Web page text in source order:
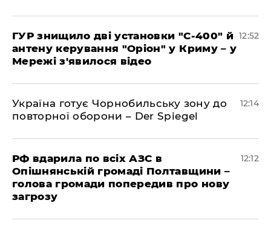
ГУР знищило дві установки "С-400" й
антену керування "Оріон" у Криму – у
Мережі з'явилося відео
12:52
Україна готує Чорнобильську зону до
повторної оборони – Der Spiegel
12:14
РФ вдарила по всіх АЗС в
Опішнянській громаді Полтавщини –
голова громади попередив про нову
загрозу
12:12